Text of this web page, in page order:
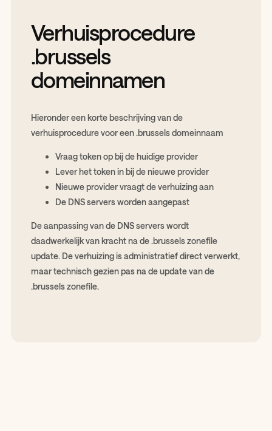
Verhuisprocedure
.brussels
domeinnamen
Hieronder een korte beschrijving van de
verhuisprocedure voor een .brussels domeinnaam
Vraag token op bij de huidige provider
Lever het token in bij de nieuwe provider
Nieuwe provider vraagt de verhuizing aan
De DNS servers worden aangepast
De aanpassing van de DNS servers wordt
daadwerkelijk van kracht na de .brussels zonefile
update. De verhuizing is administratief direct verwerkt,
maar technisch gezien pas na de update van de
.brussels zonefile.